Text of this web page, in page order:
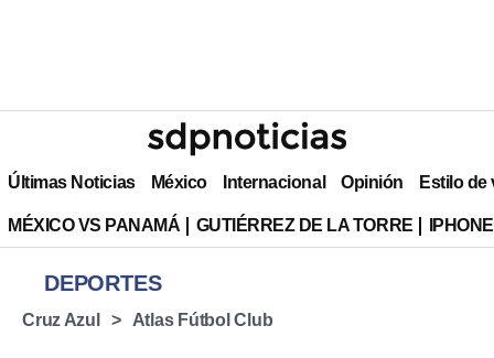
Últimas Noticias México Internacional Opinión Estilo de
MÉXICO VS PANAMÁ GUTIÉRREZ DE LA TORRE
DEPORTES
Cruz Azul Atlas Fútbol Club